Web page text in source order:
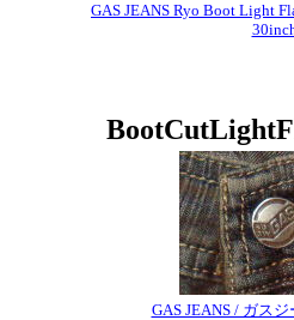
GAS JEANS Ryo Boot Light
GAS JEANS / ガス